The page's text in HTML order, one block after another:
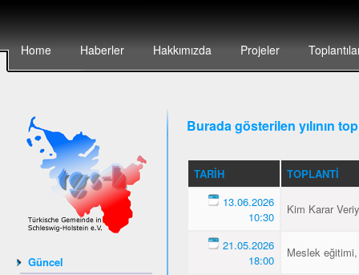
Home Haberler Hakkımızda Projeler
Güncel
Burada gösterilen yılının
TARIH
TOPLANTI
13.06.2026
10:30
Kim Karar
21.05.2026
18:00
Meslek